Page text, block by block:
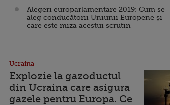
Alegeri europarlamentare 2019: Cum se
aleg conducătorii Uniunii Europene și
care este miza acestui scrutin
Ucraina
Explozie la gazoductul
din Ucraina care asigura
gazele pentru Europa. Ce